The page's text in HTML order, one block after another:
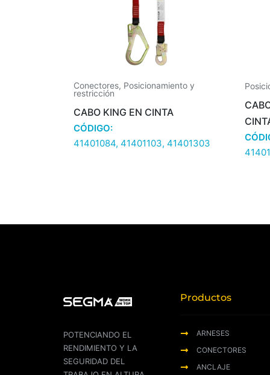
Conectores, Posicionamiento y
restricción
CABO KING EN CINTA
CÓDIGO:
41401084, 41401103, 41401303
POTENCIANDO EL
RENDIMIENTO Y LA
SEGURIDAD DEL
Productos
ARNESES
CONECTORES
ANCLAJE